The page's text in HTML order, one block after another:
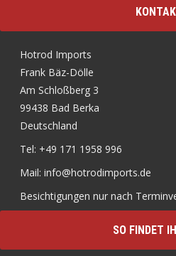
Hotrod Imports
Frank Bäz-Dölle
Am Schloßberg 3
99438 Bad Berka
Deutschland
Tel: +49 171 1958 996
Mail: info@hotrodimports.de
Besichtigungen nur nach
SO FINDET